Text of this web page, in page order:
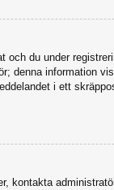
du under
denna information
i ett
kontakta